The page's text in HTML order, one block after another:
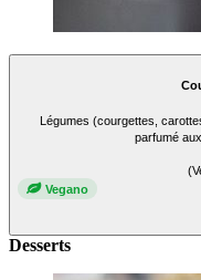
Légumes (courgettes,
parfumé
Vegano
Desserts